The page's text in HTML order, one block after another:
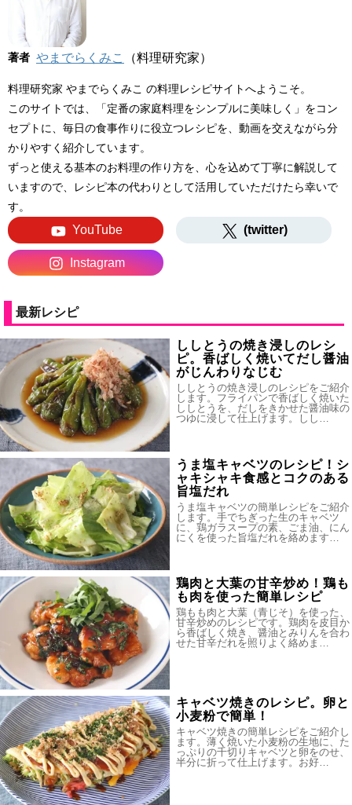
著者 やまでらくみこ （料理研究家）
料理研究家 やまでらくみこ の料理レシピサイトへようこそ。
このサイトでは、「定番の家庭料理をシンプルに美味しく」をコン
セプトに、毎日の食事作りに役立つレシピを、動画を交えながら分
かりやすく紹介しています。
ずっと使える基本のお料理の作り方を、心を込めて丁寧に解説して
いますので、レシピ本の代わりとして活用していただけたら幸いで
す。
YouTube (twitter)
Instagram
最新レシピ
ししとうの焼き浸しのレシ
ピ。香ばしく焼いてだし醤油
がじんわりなじむ
ししとうの焼き浸しのレシピをご紹介
します。フライパンで香ばしく焼いた
ししとうを、だしをきかせた醤油味の
つゆに浸して仕上げます。しし…
うま塩キャベツのレシピ！シ
ャキシャキ食感とコクのある
旨塩だれ
うま塩キャベツの簡単レシピをご紹介
します。手でちぎった生のキャベツ
に、鶏ガラスープの素、ごま油、にん
にくを使った旨塩だれを絡めます…
鶏肉と大葉の甘辛炒め！鶏も
も肉を使った簡単レシピ
鶏もも肉と大葉（青じそ）を使った、
甘辛炒めのレシピです。鶏肉を皮目か
ら香ばしく焼き、醤油とみりんを合わ
せた甘辛だれを照りよく絡めま…
キャベツ焼きのレシピ。卵と
小麦粉で簡単！
キャベツ焼きの簡単レシピをご紹介し
ます。薄く焼いた小麦粉の生地に、た
っぷりの千切りキャベツと卵をのせ、
半分に折って仕上げます。お好…